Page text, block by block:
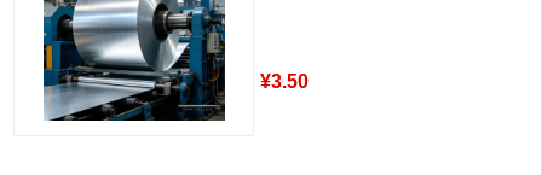
¥3.50